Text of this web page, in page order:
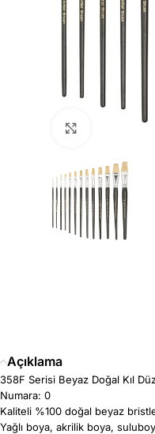
Büyütmek için
Açıklama
358F Serisi Beyaz Doğal Kıl
Numara: 0
Kaliteli %100 doğal beyaz
Yağlı boya, akrilik boya,